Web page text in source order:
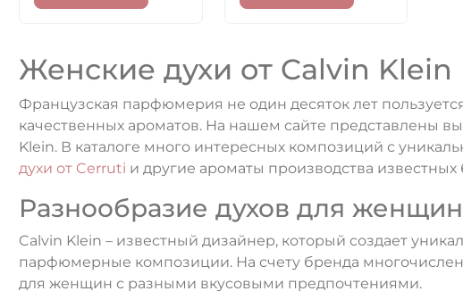
Женские духи от Calvin Klein
Французская парфюмерия не один десяток лет
качественных ароматов. На нашем сайте представлены
Klein. В каталоге много интересных композиций с
духи от Cerruti и другие ароматы производства известных
Разнообразие духов для
Calvin Klein – известный дизайнер, который создает
парфюмерные композиции. На счету бренда
для женщин с разными вкусовыми предпочтениями.